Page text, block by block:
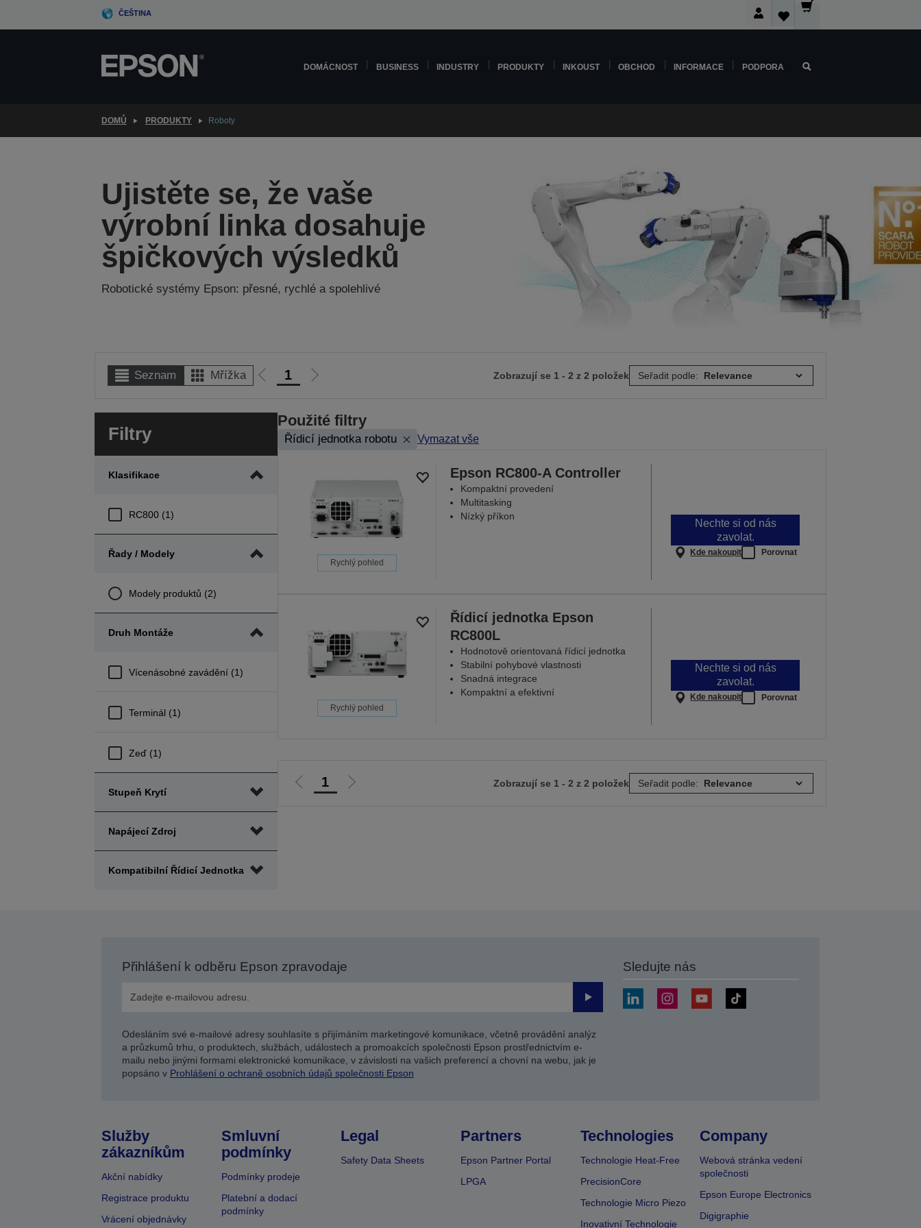
ČEŠTINA
DOMÁCNOST BUSINESS INDUSTRY PRODUKTY INKOUST OBCHOD INFORMACE PODPORA
DOMŮ PRODUKTY Roboty
Ujistěte se, že vaše
výrobní linka dosahuje
špičkových výsledků
Robotické systémy Epson: přesné, rychlé a spolehlivé
Seznam Mřížka
Jít
předchozí
stranu
1
Jít
další
stranu
Zobrazují se 1 - 2 z 2 položek Seřadit podle:
Filtry
Klasifikace
RC800 (1)
Řady / Modely
Modely produktů (2)
Druh Montáže
Vícenásobné zavádění (1)
Terminál (1)
Zeď (1)
Stupeň Krytí
Napájecí Zdroj
Kompatibilní Řídicí Jednotka
Použité filtry
Řídicí jednotka robotu Vymazat vše
Rychlý pohled
Epson RC800-A Controller
Kompaktní provedení
Multitasking
Nízký příkon
Nechte si od nás
zavolat.
Kde nakoupit Porovnat
Rychlý pohled
Řídicí jednotka Epson
RC800L
Hodnotově orientovaná řídicí jednotka
Stabilní pohybové vlastnosti
Snadná integrace
Kompaktní a efektivní
Nechte si od nás
zavolat.
Kde nakoupit Porovnat
Jít
1
Jít
Zobrazují se 1 - 2 z 2 položek Seřadit podle:
Přihlášení k odběru Epson zpravodaje
Odeslat
Odesláním své e-mailové adresy souhlasíte s přijímáním marketingové komunikace, včetně provádění analýz
a průzkumů trhu, o produktech, službách, událostech a promoakcích společnosti Epson prostřednictvím e-
mailu nebo jinými formami elektronické komunikace, v závislosti na vašich preferencí a chovní na webu, jak je
popsáno v Prohlášení o ochraně osobních údajů společnosti Epson
Sledujte nás
Služby
zákazníkům
Akční nabídky
Registrace produktu
Vrácení objednávky
Smluvní
podmínky
Podmínky prodeje
Platební a dodací
podmínky
Legal
Safety Data Sheets
Partners
Epson Partner Portal
LPGA
Technologies
Technologie Heat-Free
PrecisionCore
Technologie Micro Piezo
Inovativní Technologie
Company
Webová stránka vedení
společnosti
Epson Europe Electronics
Digigraphie